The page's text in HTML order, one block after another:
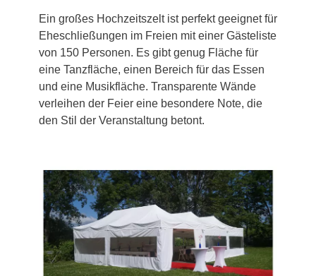
Ein großes Hochzeitszelt ist perfekt geeignet für
Eheschließungen im Freien mit einer Gästeliste
von 150 Personen. Es gibt genug Fläche für
eine Tanzfläche, einen Bereich für das Essen
und eine Musikfläche. Transparente Wände
verleihen der Feier eine besondere Note, die
den Stil der Veranstaltung betont.